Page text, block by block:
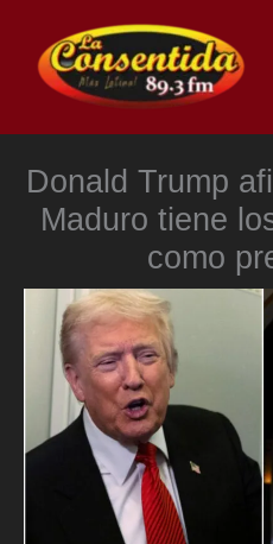
contenido
Donald Trump
Maduro tiene
como